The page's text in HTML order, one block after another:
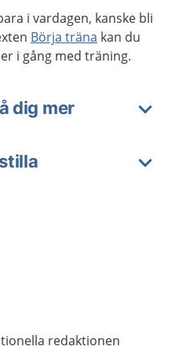
i vardagen, kanske bli
Börja träna kan du
i gång med träning.
dig mer
redaktionen